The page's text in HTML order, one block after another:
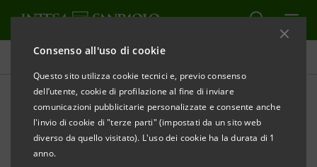
Consenso all'uso di cookie
Questo sito utilizza cookie tecnici e, previo consenso
dell’utente, cookie di profilazione al fine di inviare
comunicazioni pubblicitarie personalizzate e consente anche
l'invio di cookie di "terze parti" (impostati da un sito web
diverso da quello visitato). L'uso dei cookie ha la durata di 1
anno.
Comunicati stampa
STAMPA AGGIORNA
Milano, 06 novembre 2002